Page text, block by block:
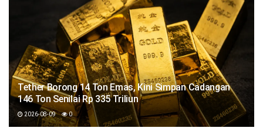
Tether Borong 14 Ton Emas, Kini Simpan Cadangan
146 Ton Senilai Rp 335 Triliun
2026-08-09 0